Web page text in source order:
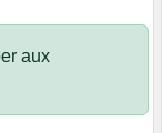
aux